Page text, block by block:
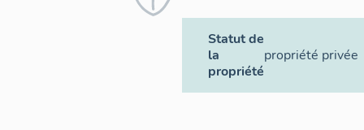
Statut de
la
propriété
propriété privée